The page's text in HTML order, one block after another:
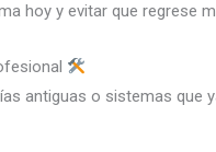
hoy y evitar que regrese
antiguas o sistemas